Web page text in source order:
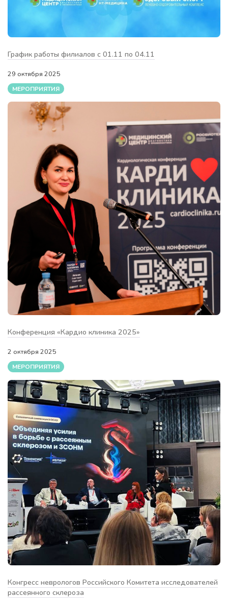
График работы филиалов с 01.11 по 04.11
29 октября 2025
МЕРОПРИЯТИЯ
Конференция «Кардио клиника 2025»
2 октября 2025
МЕРОПРИЯТИЯ
Конгресс неврологов Российского Комитета исследователей
рассеянного склероза